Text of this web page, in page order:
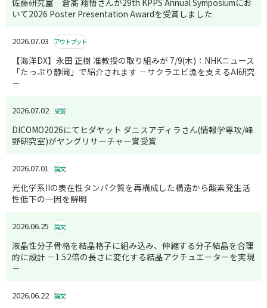
佐藤研究室 倉髙 翔悟さんが29th KPPS Annual Symposiumにお
いて2026 Poster Presentation Awardを受賞しました
2026.07.03 アウトプット
【海洋DX】永田 正樹 准教授の取り組みが 7/9(木)：NHKニュース
「たっぷり静岡」で紹介されます －サクラエビ漁を支えるAI研究
－
2026.07.02 受賞
DICOMO2026にてヒダヤット ダニスアディラさん(情報学専攻/峰
野研究室)がヤングリサーチャー賞受賞
2026.07.01 論文
光化学系IIの表在性タンパク質を再構成した構造から酸素発生活
性低下の一因を解明
2026.06.25 論文
液晶性分子骨格を結晶格子に組み込み、伸縮する分子結晶を合理
的に設計 －1.52倍の長さに変化する結晶アクチュエーターを実現
－
2026.06.22 論文